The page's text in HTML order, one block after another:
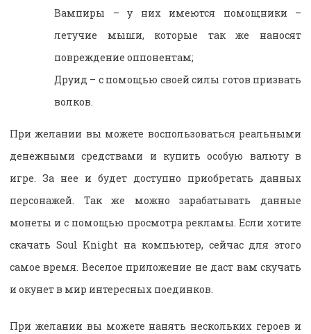
Вампиры – у них имеются помощники –
летучие мыши, которые так же наносят
повреждение оппонентам;
Друид – с помощью своей силы готов призвать
волков.
При желании вы можете воспользоваться реальными
денежными средствами и купить особую валюту в
игре. За нее и будет доступно приобретать данных
персонажей. Так же можно зарабатывать данные
монеты и с помощью просмотра рекламы. Если хотите
скачать Soul Knight на компьютер, сейчас для этого
самое время. Веселое приложение не даст вам скучать
и окунет в мир интересных поединков.
При желании вы можете нанять нескольких героев и